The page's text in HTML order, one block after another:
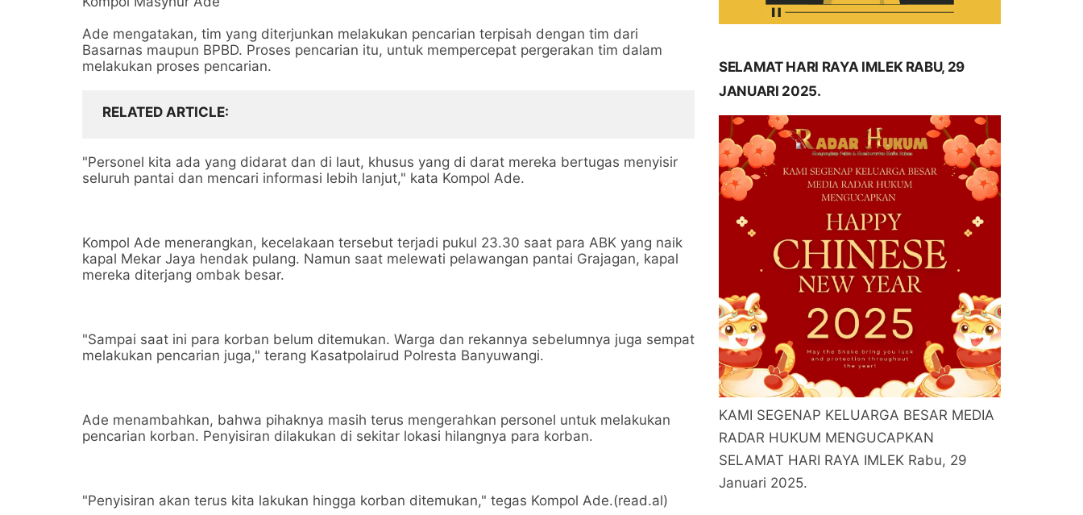
Ade mengatakan, tim yang diterjunkan melakukan pencarian terpisah dengan tim dari
Basarnas maupun BPBD. Proses pencarian itu, untuk mempercepat pergerakan tim dalam
melakukan proses pencarian.
RELATED ARTICLE
"Personel kita ada yang didarat dan di laut, khusus yang di darat mereka bertugas menyisir
seluruh pantai dan mencari informasi lebih lanjut," kata Kompol Ade.
Kompol Ade menerangkan, kecelakaan tersebut terjadi pukul 23.30 saat para ABK yang naik
kapal Mekar Jaya hendak pulang. Namun saat melewati pelawangan pantai Grajagan, kapal
mereka diterjang ombak besar.
"Sampai saat ini para korban belum ditemukan. Warga dan rekannya sebelumnya juga sempat
melakukan pencarian juga," terang Kasatpolairud Polresta Banyuwangi.
Ade menambahkan, bahwa pihaknya masih terus mengerahkan personel untuk melakukan
pencarian korban. Penyisiran dilakukan di sekitar lokasi hilangnya para korban.
"Penyisiran akan terus kita lakukan hingga korban ditemukan," tegas Kompol Ade.(read.al)
SELAMAT HARI RAYA IMLEK RABU, 29
JANUARI 2025.
KAMI SEGENAP KELUARGA BESAR MEDIA
RADAR HUKUM MENGUCAPKAN
SELAMAT HARI RAYA IMLEK Rabu, 29
Januari 2025.